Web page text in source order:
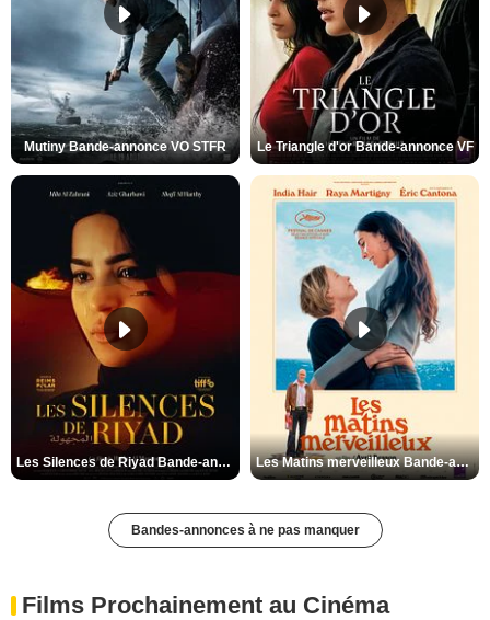
Mutiny Bande-annonce VO STFR Le Triangle d'or Bande-annonce VF
Les Silences de Riyad Bande-annonce VO STFR Les Matins merveilleux Bande-annonce VF
Bandes-annonces à ne pas manquer
Films Prochainement au Cinéma